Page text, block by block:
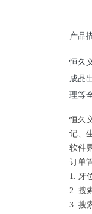
产品
恒久
成品
理等
恒久
记、
软件
订单
1. 牙
2. 搜
3. 搜